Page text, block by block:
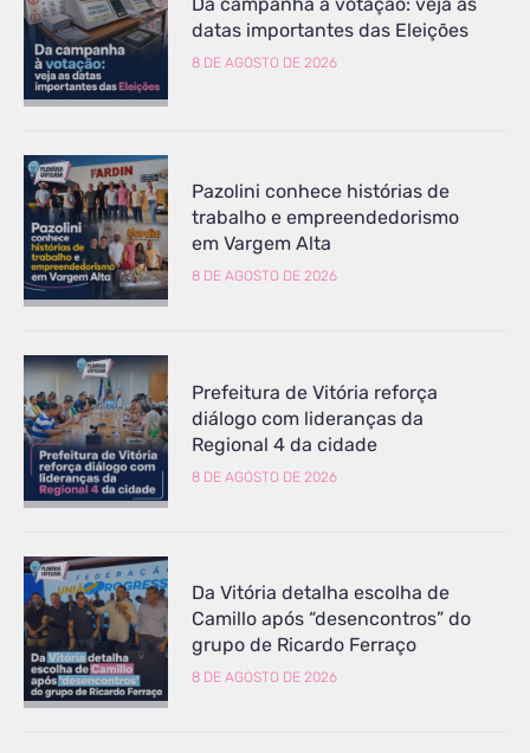
datas importantes das Eleições
8 DE AGOSTO DE 2026
Pazolini conhece histórias de
trabalho e empreendedorismo
em Vargem Alta
8 DE AGOSTO DE 2026
Prefeitura de Vitória reforça
diálogo com lideranças da
Regional 4 da cidade
8 DE AGOSTO DE 2026
Da Vitória detalha escolha de
Camillo após “desencontros” do
grupo de Ricardo Ferraço
8 DE AGOSTO DE 2026